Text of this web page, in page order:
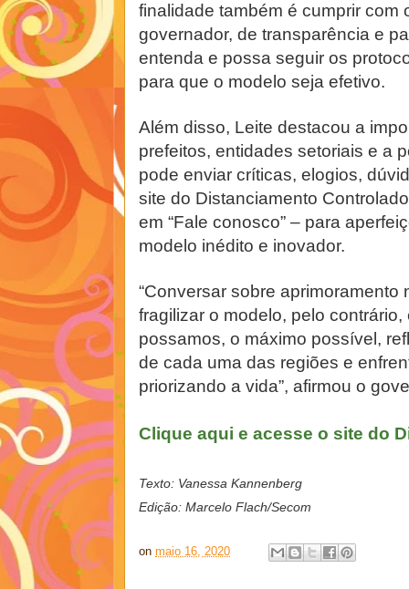
finalidade também é cumprir com
governador, de transparência e
entenda e possa seguir os
para que o modelo seja efetivo.
Além disso, Leite destacou a
prefeitos, entidades setoriais e a
pode enviar críticas, elogios,
site do Distanciamento
em “Fale conosco” – para
modelo inédito e inovador.
“Conversar sobre aprimoramento
fragilizar o modelo, pelo
possamos, o máximo possível,
de cada uma das regiões e
priorizando a vida”, afirmou o
Clique aqui e acesse o site do
Texto: Vanessa Kannenberg
Edição: Marcelo Flach/Secom
on maio 16, 2020